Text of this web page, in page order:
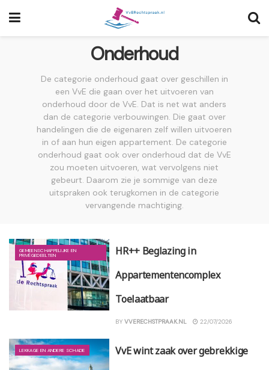
Onderhoud
De categorie onderhoud gaat over geschillen in
een VvE die gaan over het uitvoeren van
onderhoud door de VvE. Dat is net wat anders
dan de categorie verbouwingen. Die gaat over
handelingen die de eigenaren zelf willen uitvoeren
in of aan hun eigen appartement. De categorie
onderhoud gaat ook over onderhoud dat de VvE
zou moeten uitvoeren, wat vervolgens niet
gebeurt. Daarom zie je sommige van deze
uitspraken ook terugkomen in de categorie
vervangende machtiging.
GEMEENSCHAPPELIJKE EN
PRIVÉGEDEELTEN
HR++ Beglazing in
Appartementencomplex
Toelaatbaar
BY VVERECHSTPRAAK.NL 22/07/2026
LEKKAGE EN ANDERE SCHADE
VvE wint zaak over gebrekkige